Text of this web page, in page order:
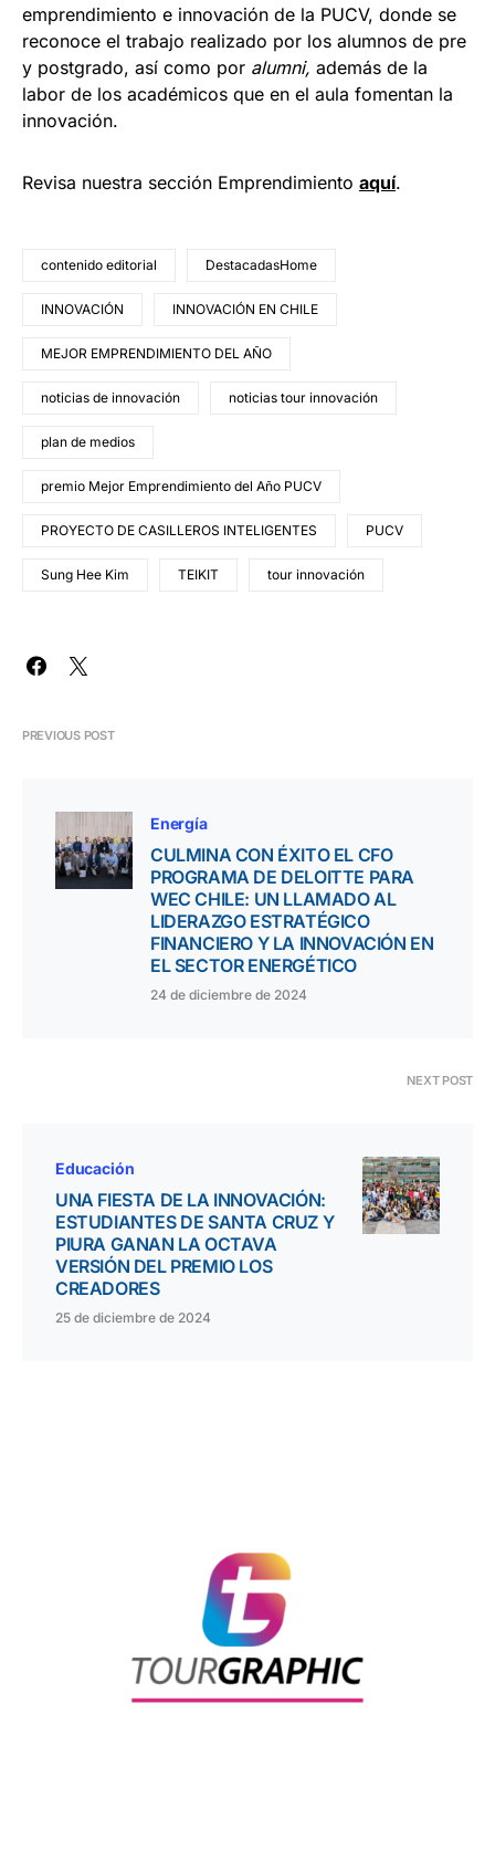
emprendimiento e innovación de la PUCV, donde se
reconoce el trabajo realizado por los alumnos de pre
y postgrado, así como por alumni, además de la
labor de los académicos que en el aula fomentan la
innovación.
Revisa nuestra sección Emprendimiento aquí.
contenido editorial DestacadasHome
INNOVACIÓN INNOVACIÓN EN CHILE
MEJOR EMPRENDIMIENTO DEL AÑO
noticias de innovación noticias tour innovación
plan de medios
premio Mejor Emprendimiento del Año PUCV
PROYECTO DE CASILLEROS INTELIGENTES PUCV
Sung Hee Kim TEIKIT tour innovación
PREVIOUS POST
Energía
CULMINA CON ÉXITO EL CFO
PROGRAMA DE DELOITTE PARA
WEC CHILE: UN LLAMADO AL
LIDERAZGO ESTRATÉGICO
FINANCIERO Y LA INNOVACIÓN EN
EL SECTOR ENERGÉTICO
24 de diciembre de 2024
NEXT POST
Educación
UNA FIESTA DE LA INNOVACIÓN:
ESTUDIANTES DE SANTA CRUZ Y
PIURA GANAN LA OCTAVA
VERSIÓN DEL PREMIO LOS
CREADORES
25 de diciembre de 2024